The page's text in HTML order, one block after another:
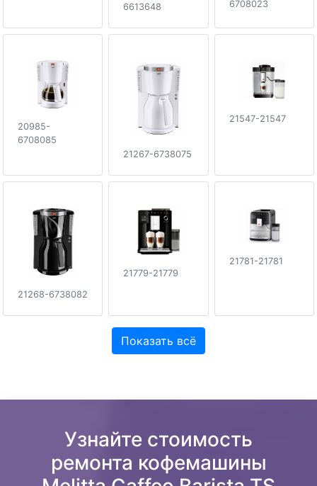
6613648 6708023
20985-
6708085
21267-6738075
21547-21547
21268-6738082
21779-21779
21781-21781
Показать всё
Узнайте стоимость
ремонта кофемашины